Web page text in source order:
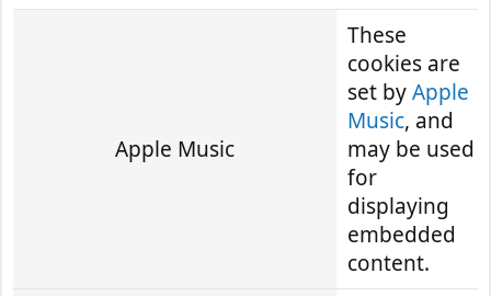
Apple Music
These
cookies are
set byApple
Music, and
may be used
for
displaying
embedded
content.